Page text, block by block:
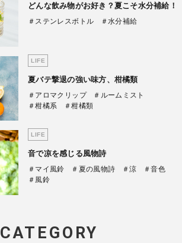
どんな飲み物がお好き？夏こそ水分補給！
＃ステンレスボトル ＃水分補給
LIFE
夏バテ撃退の強い味方、柑橘類
＃アロマクリップ
＃ルームミスト
＃柑橘系
＃柑橘類
LIFE
音で凉を感じる風物詩
＃マイ風鈴 ＃夏の風物詩 ＃涼
＃音色
＃風鈴
CATEGORY